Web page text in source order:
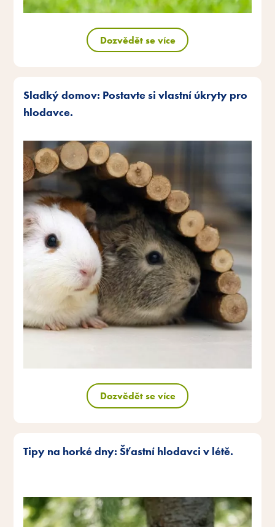
Dozvědět se více
Sladký domov: Postavte si vlastní úkryty pro
hlodavce.
Dozvědět se více
Tipy na horké dny: Šťastní hlodavci v létě.